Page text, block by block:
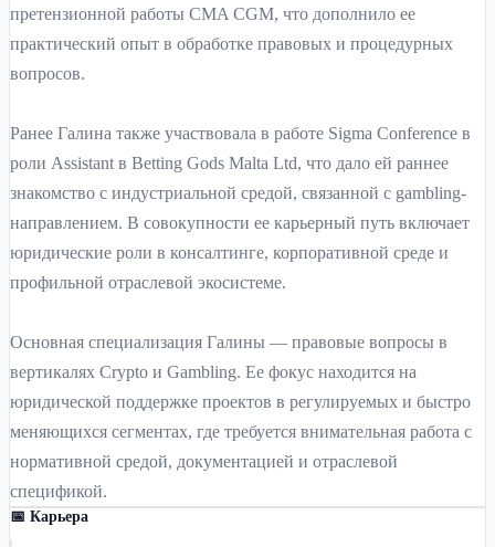
претензионной работы CMA CGM, что дополнило ее
практический опыт в обработке правовых и процедурных
вопросов.
Ранее Галина также участвовала в работе Sigma Conference в
роли Assistant в Betting Gods Malta Ltd, что дало ей раннее
знакомство с индустриальной средой, связанной с gambling-
направлением. В совокупности ее карьерный путь включает
юридические роли в консалтинге, корпоративной среде и
профильной отраслевой экосистеме.
Основная специализация Галины — правовые вопросы в
вертикалях Crypto и Gambling. Ее фокус находится на
юридической поддержке проектов в регулируемых и быстро
меняющихся сегментах, где требуется внимательная работа с
нормативной средой, документацией и отраслевой
спецификой.
📅 Карьера